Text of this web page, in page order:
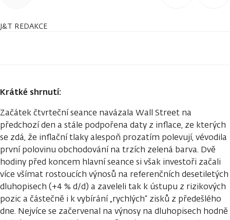
J&T REDAKCE
Krátké shrnutí:
Začátek čtvrteční seance navázala Wall Street na
předchozí den a stále podpořena daty z inflace, ze kterých
se zdá, že inflační tlaky alespoň prozatím polevují, vévodila
první polovinu obchodování na trzích zelená barva. Dvě
hodiny před koncem hlavní seance si však investoři začali
více všímat rostoucích výnosů na referenčních desetiletých
dluhopisech (+4 % d/d) a zaveleli tak k ústupu z rizikových
pozic a částečně i k vybírání „rychlých“ zisků z předešlého
dne. Nejvíce se začervenal na výnosy na dluhopisech hodně